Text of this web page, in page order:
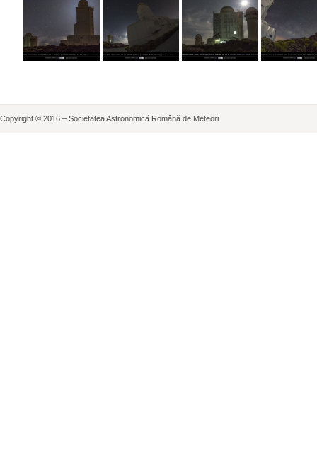
Copyright © 2016 – Societatea Astronomică Română de Meteori